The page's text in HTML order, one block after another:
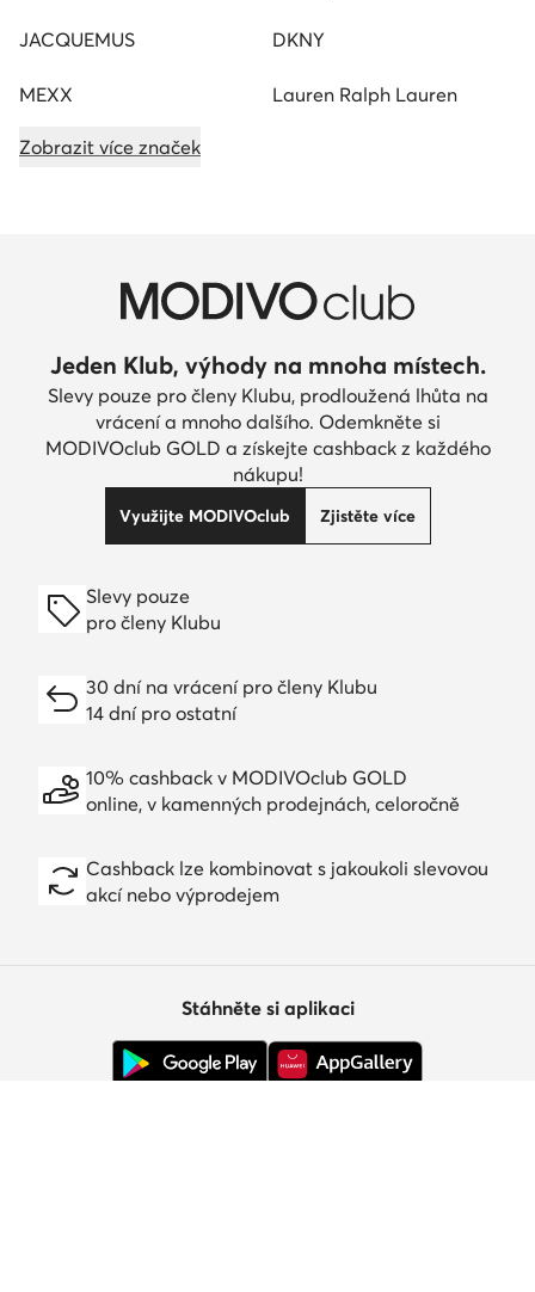
JACQUEMUS DKNY
MEXX Lauren Ralph Lauren
Zobrazit více značek
Jeden Klub, výhody na mnoha místech.
Slevy pouze pro členy Klubu, prodloužená lhůta na
vrácení a mnoho dalšího. Odemkněte si
MODIVOclub GOLD a získejte cashback z každého
nákupu!
Využijte MODIVOclub Zjistěte více
Slevy pouze
pro členy Klubu
30 dní na vrácení pro členy Klubu
14 dní pro ostatní
10% cashback v MODIVOclub GOLD
online, v kamenných prodejnách, celoročně
Cashback lze kombinovat s jakoukoli slevovou
akcí nebo výprodejem
Stáhněte si aplikaci